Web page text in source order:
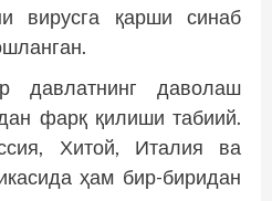
вирусга қарши синаб
давлатнинг даволаш
фарқ қилиши табиий.
Хитой, Италия ва
ҳам бир-биридан